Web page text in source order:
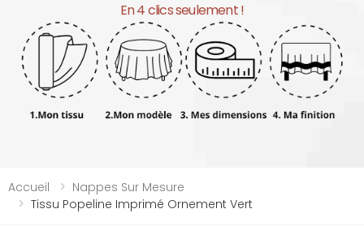
En 4 clics seulement !
Accueil
Nappes Sur Mesure
Tissu Popeline Imprimé Ornement Vert